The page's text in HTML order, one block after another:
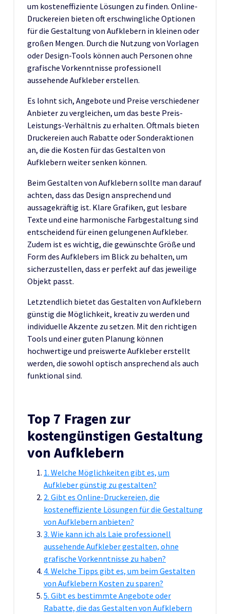
um kosteneffiziente Lösungen zu finden. Online-
Druckereien bieten oft erschwingliche Optionen
für die Gestaltung von Aufklebern in kleinen oder
großen Mengen. Durch die Nutzung von Vorlagen
oder Design-Tools können auch Personen ohne
grafische Vorkenntnisse professionell
aussehende Aufkleber erstellen.
Es lohnt sich, Angebote und Preise verschiedener
Anbieter zu vergleichen, um das beste Preis-
Leistungs-Verhältnis zu erhalten. Oftmals bieten
Druckereien auch Rabatte oder Sonderaktionen
an, die die Kosten für das Gestalten von
Aufklebern weiter senken können.
Beim Gestalten von Aufklebern sollte man darauf
achten, dass das Design ansprechend und
aussagekräftig ist. Klare Grafiken, gut lesbare
Texte und eine harmonische Farbgestaltung sind
entscheidend für einen gelungenen Aufkleber.
Zudem ist es wichtig, die gewünschte Größe und
Form des Aufklebers im Blick zu behalten, um
sicherzustellen, dass er perfekt auf das jeweilige
Objekt passt.
Letztendlich bietet das Gestalten von Aufklebern
günstig die Möglichkeit, kreativ zu werden und
individuelle Akzente zu setzen. Mit den richtigen
Tools und einer guten Planung können
hochwertige und preiswerte Aufkleber erstellt
werden, die sowohl optisch ansprechend als auch
funktional sind.
Top 7 Fragen zur
kostengünstigen Gestaltung
von Aufklebern
1. Welche Möglichkeiten gibt es, um
Aufkleber günstig zu gestalten?
2. Gibt es Online-Druckereien, die
kosteneffiziente Lösungen für die Gestaltung
von Aufklebern anbieten?
3. Wie kann ich als Laie professionell
aussehende Aufkleber gestalten, ohne
grafische Vorkenntnisse zu haben?
4. Welche Tipps gibt es, um beim Gestalten
von Aufklebern Kosten zu sparen?
5. Gibt es bestimmte Angebote oder
Rabatte, die das Gestalten von Aufklebern